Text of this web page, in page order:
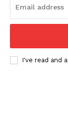
I've read and